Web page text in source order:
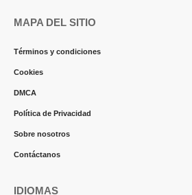
MAPA DEL SITIO
Términos y condiciones
Cookies
DMCA
Política de Privacidad
Sobre nosotros
Contáctanos
IDIOMAS